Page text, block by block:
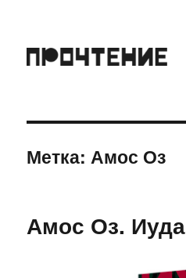
Метка:Амос Оз
Амос Оз. Иуда